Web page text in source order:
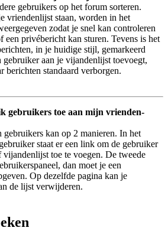
gebruikers op het forum sorteren.
vriendenlijst staan, worden in het
zodat je snel kan controleren
een privébericht kan sturen. Tevens is het
in je huidige stijl, gemarkeerd
aan je vijandenlijst toevoegt,
berichten standaard verborgen.
gebruikers toe aan mijn vrienden-
gebruikers kan op 2 manieren. In het
staat er een link om de gebruiker
vijandenlijst toe te voegen. De tweede
dan moet je een
Op dezelfde pagina kan je
de lijst verwijderen.